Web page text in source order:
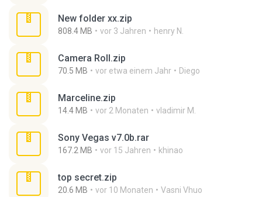
New folder xx.zip
808.4 MB vor 3 Jahren henry N.
Camera Roll.zip
70.5 MB vor etwa einem Jahr Diego
Marceline.zip
14.4 MB vor 2 Monaten vladimir M.
Sony Vegas v7.0b.rar
167.2 MB vor 15 Jahren khinao
top secret.zip
20.6 MB vor 10 Monaten Vasni Vhuo